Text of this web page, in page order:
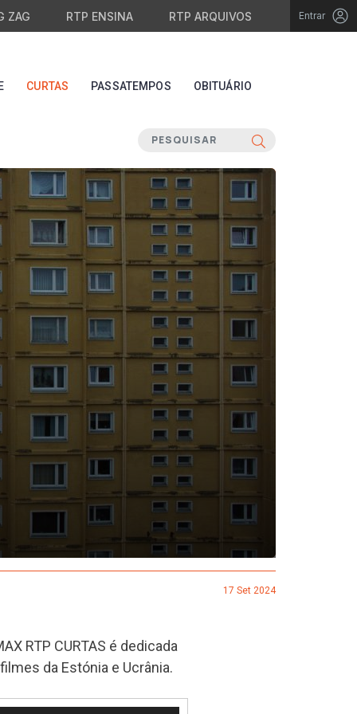
ZAG RTP ENSINA RTP ARQUIVOS Entrar
CURTAS PASSATEMPOS OBITUÁRIO
17 Set 2024
RTP CURTAS é dedicada
da Estónia e Ucrânia.